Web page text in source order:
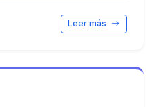
Leer más